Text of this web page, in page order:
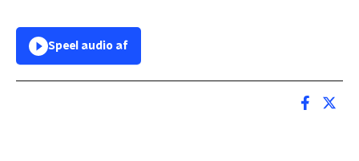
Speel audio af